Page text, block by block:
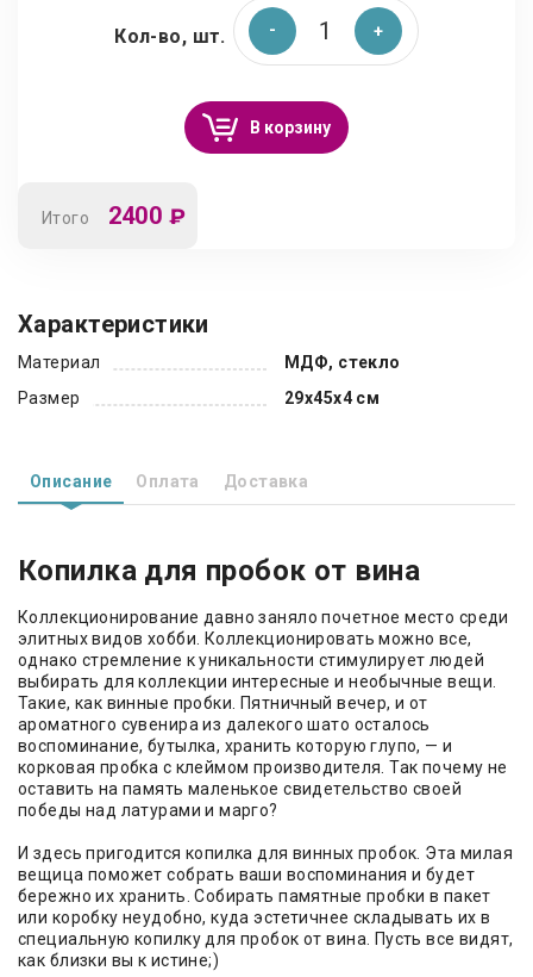
Кол-во, шт.
В корзину
Итого 2400 ₽
Характеристики
Материал
МДФ, стекло
Размер
29х45х4 см
Описание Оплата Доставка
Копилка для пробок от вина
Коллекционирование давно заняло почетное место среди
элитных видов хобби. Коллекционировать можно все,
однако стремление к уникальности стимулирует людей
выбирать для коллекции интересные и необычные вещи.
Такие, как винные пробки. Пятничный вечер, и от
ароматного сувенира из далекого шато осталось
воспоминание, бутылка, хранить которую глупо, — и
корковая пробка с клеймом производителя. Так почему не
оставить на память маленькое свидетельство своей
победы над латурами и марго?
И здесь пригодится копилка для винных пробок. Эта милая
вещица поможет собрать ваши воспоминания и будет
бережно их хранить. Собирать памятные пробки в пакет
или коробку неудобно, куда эстетичнее складывать их в
специальную копилку для пробок от вина. Пусть все видят,
как близки вы к истине;)